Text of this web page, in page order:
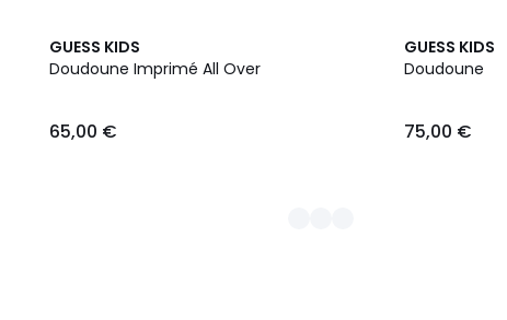
GUESS KIDS
Doudoune Imprimé All Over
€.
65,00 €
2
Couleurs
GUESS KIDS
Doudoune
75,00 €